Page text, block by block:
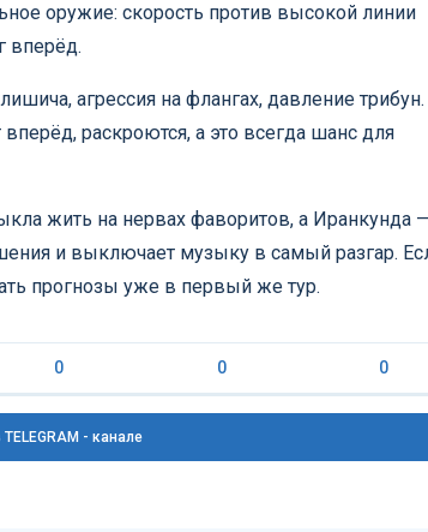
оружие: скорость против высокой линии
вперёд.
агрессия на флангах, давление трибун.
раскроются, а это всегда шанс для
жить на нервах фаворитов, а Иранкунда
и выключает музыку в самый разгар.
прогнозы уже в первый же тур.
0 0 0
- канале